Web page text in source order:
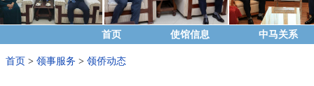
首页 使馆信息 中马关系
首页 > 领事服务 > 领侨动态